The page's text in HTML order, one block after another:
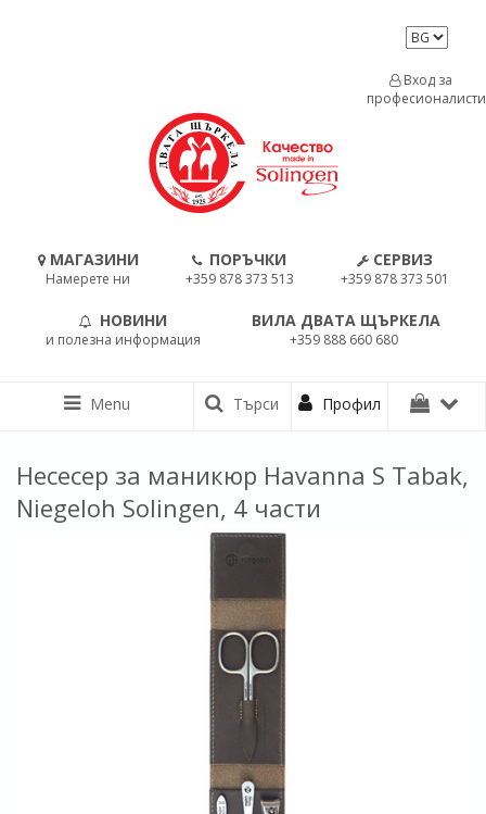
МАГАЗИНИ
Намерете ни
ПОРЪЧКИ
+359 878 373 513
СЕРВИЗ
+359 878 373 501
НОВИНИ
и полезна информация
ВИЛА ДВАТА ЩЪРКЕЛА
+359 888 660 680
Вход за
професионалисти
Menu Търси Профил
Несесер за маникюр Havanna S Tabak,
Niegeloh Solingen, 4 части